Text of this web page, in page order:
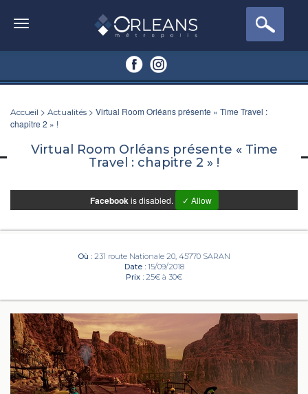
Accueil > Actualités > Virtual Room Orléans présente « Time Travel :
chapitre 2 » !
Virtual Room Orléans présente « Time
Travel : chapitre 2 » !
Facebook is disabled. ✓ Allow
Où : 231 route Nationale 20, 45770 SARAN
Date :15/09/2018
Prix : 25€ à 30€